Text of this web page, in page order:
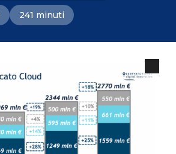
241 minuti